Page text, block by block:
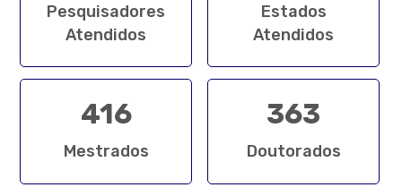
Pesquisadores
Atendidos
Estados
Atendidos
416
Mestrados
363
Doutorados